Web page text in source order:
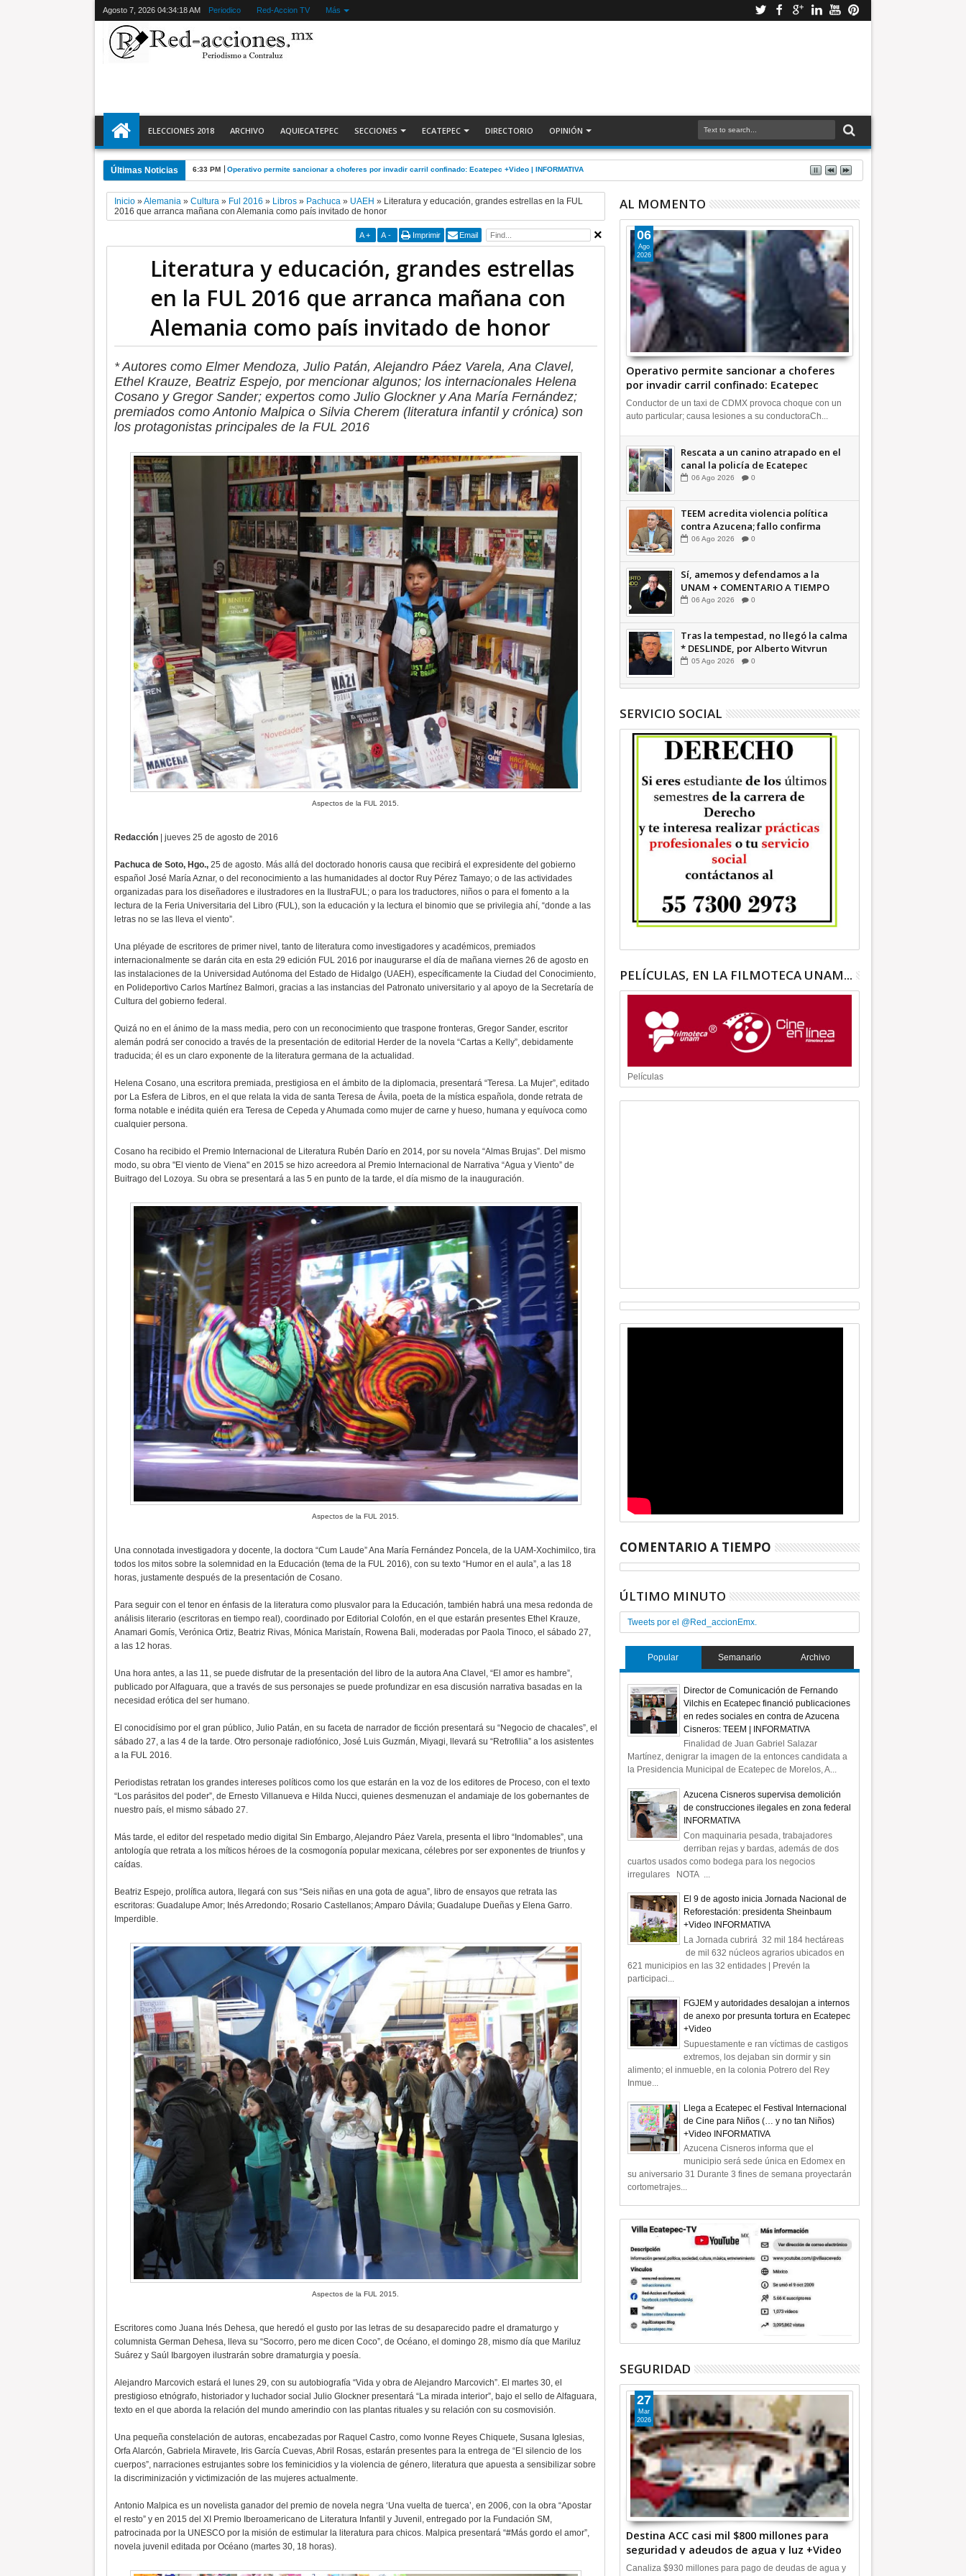
Agosto 7, 2026 04:34:19 AM Periodico Red-Accion TV Más
ELECCIONES 2018 ARCHIVO AQUIECATEPEC SECCIONES ECATEPEC DIRECTORIO OPINIÓN
Últimas Noticias 6:33 PM Operativo permite sancionar a choferes por invadir carril confinado: Ecatepec +Video | INFORMATIVA
Inicio»Alemania» Cultura» Ful 2016 » Libros» Pachuca» UAEH » Literatura y educación, grandes estrellas en la FUL
2016 que arranca mañana con Alemania como país invitado de honor
A + A - Imprimir Email
Literatura y educación, grandes estrellas
en la FUL 2016 que arranca mañana con
Alemania como país invitado de honor
* Autores como Elmer Mendoza, Julio Patán, Alejandro Páez Varela, Ana Clavel,
Ethel Krauze, Beatriz Espejo, por mencionar algunos; los internacionales Helena
Cosano y Gregor Sander; expertos como Julio Glockner y Ana María Fernández;
premiados como Antonio Malpica o Silvia Cherem (literatura infantil y crónica) son
los protagonistas principales de la FUL 2016
Aspectos de la FUL 2015.
Redacción| jueves 25 de agosto de 2016
Pachuca de Soto, Hgo.,25 de agosto. Más allá del doctorado honoris causa que recibirá el expresidente del gobierno
español José María Aznar, o del reconocimiento a las humanidades al doctor Ruy Pérez Tamayo; o de las actividades
organizadas para los diseñadores e ilustradores en la IlustraFUL; o para los traductores, niños o para el fomento a la
lectura de la Feria Universitaria del Libro (FUL), son la educación y la lectura el binomio que se privilegia ahí, “donde a las
letras no se las lleva el viento”.
Una pléyade de escritores de primer nivel, tanto de literatura como investigadores y académicos, premiados
internacionalmente se darán cita en esta 29 edición FUL 2016 por inaugurarse el día de mañana viernes 26 de agosto en
las instalaciones de la Universidad Autónoma del Estado de Hidalgo (UAEH), específicamente la Ciudad del Conocimiento,
en Polideportivo Carlos Martínez Balmori, gracias a las instancias del Patronato universitario y al apoyo de la Secretaría de
Cultura del gobierno federal.
Quizá no en el ánimo de la mass media, pero con un reconocimiento que traspone fronteras, Gregor Sander, escritor
alemán podrá ser conocido a través de la presentación de editorial Herder de la novela “Cartas a Kelly”, debidamente
traducida; él es un claro exponente de la literatura germana de la actualidad.
Helena Cosano, una escritora premiada, prestigiosa en el ámbito de la diplomacia, presentará “Teresa. La Mujer”, editado
por La Esfera de Libros, en el que relata la vida de santa Teresa de Ávila, poeta de la mística española, donde retrata de
forma notable e inédita quién era Teresa de Cepeda y Ahumada como mujer de carne y hueso, humana y equívoca como
cualquier persona.
Cosano ha recibido el Premio Internacional de Literatura Rubén Darío en 2014, por su novela “Almas Brujas”. Del mismo
modo, su obra "El viento de Viena" en 2015 se hizo acreedora al Premio Internacional de Narrativa “Agua y Viento” de
Buitrago del Lozoya. Su obra se presentará a las 5 en punto de la tarde, el día mismo de la inauguración.
Aspectos de la FUL 2015.
Una connotada investigadora y docente, la doctora “Cum Laude” Ana María Fernández Poncela, de la UAM-Xochimilco, tira
todos los mitos sobre la solemnidad en la Educación (tema de la FUL 2016), con su texto “Humor en el aula”, a las 18
horas, justamente después de la presentación de Cosano.
Para seguir con el tenor en énfasis de la literatura como plusvalor para la Educación, también habrá una mesa redonda de
análisis literario (escritoras en tiempo real), coordinado por Editorial Colofón, en el que estarán presentes Ethel Krauze,
Anamari Gomís, Verónica Ortiz, Beatriz Rivas, Mónica Maristaín, Rowena Bali, moderadas por Paola Tinoco, el sábado 27,
a las 12 horas.
Una hora antes, a las 11, se puede disfrutar de la presentación del libro de la autora Ana Clavel, “El amor es hambre”,
publicado por Alfaguara, que a través de sus personajes se puede profundizar en esa discusión narrativa basadas en la
necesidad erótica del ser humano.
El conocidísimo por el gran público, Julio Patán, en su faceta de narrador de ficción presentará su “Negocio de chacales”, el
sábado 27, a las 4 de la tarde. Otro personaje radiofónico, José Luis Guzmán, Miyagi, llevará su “Retrofilia” a los asistentes
a la FUL 2016.
Periodistas retratan los grandes intereses políticos como los que estarán en la voz de los editores de Proceso, con el texto
“Los parásitos del poder”, de Ernesto Villanueva e Hilda Nucci, quienes desmenuzan el andamiaje de los gobernantes de
nuestro país, el mismo sábado 27.
Más tarde, el editor del respetado medio digital Sin Embargo, Alejandro Páez Varela, presenta el libro “Indomables”, una
antología que retrata a los míticos héroes de la cosmogonía popular mexicana, célebres por ser exponentes de triunfos y
caídas.
Beatriz Espejo, prolífica autora, llegará con sus “Seis niñas en una gota de agua”, libro de ensayos que retrata las
escritoras: Guadalupe Amor; Inés Arredondo; Rosario Castellanos; Amparo Dávila; Guadalupe Dueñas y Elena Garro.
Imperdible.
Aspectos de la FUL 2015.
Escritores como Juana Inés Dehesa, que heredó el gusto por las letras de su desaparecido padre el dramaturgo y
columnista German Dehesa, lleva su “Socorro, pero me dicen Coco”, de Océano, el domingo 28, mismo día que Mariluz
Suárez y Saúl Ibargoyen ilustrarán sobre dramaturgia y poesía.
Alejandro Marcovich estará el lunes 29, con su autobiografía “Vida y obra de Alejandro Marcovich”. El martes 30, el
prestigioso etnógrafo, historiador y luchador social Julio Glockner presentará “La mirada interior”, bajo el sello de Alfaguara,
texto en el que aborda la relación del mundo amerindio con las plantas rituales y su relación con su cosmovisión.
Una pequeña constelación de autoras, encabezadas por Raquel Castro, como Ivonne Reyes Chiquete, Susana Iglesias,
Orfa Alarcón, Gabriela Miravete, Iris García Cuevas, Abril Rosas, estarán presentes para la entrega de “El silencio de los
cuerpos”, narraciones estrujantes sobre los feminicidios y la violencia de género, literatura que apuesta a sensibilizar sobre
la discriminización y victimización de las mujeres actualmente.
Antonio Malpica es un novelista ganador del premio de novela negra ‘Una vuelta de tuerca’, en 2006, con la obra “Apostar
el resto” y en 2015 del XI Premio Iberoamericano de Literatura Infantil y Juvenil, entregado por la Fundación SM,
patrocinada por la UNESCO por la misión de estimular la literatura para chicos. Malpica presentará “#Más gordo el amor”,
novela juvenil editada por Océano (martes 30, 18 horas).
AL MOMENTO
Operativo permite sancionar a choferes
por invadir carril confinado: Ecatepec
+Video | INFORMATIVA
06
Ago
2026
Conductor de un taxi de CDMX provoca choque con un
auto particular; causa lesiones a su conductoraCh...
Rescata a un canino atrapado en el
canal la policía de Ecatepec
INFORMATIVA
06 Ago 2026 0
TEEM acredita violencia política
contra Azucena; fallo confirma
guerra sucia: Octavio Martínez
06 Ago 2026 0
Sí, amemos y defendamos a la
UNAM + COMENTARIO A TIEMPO
06 Ago 2026 0
Tras la tempestad, no llegó la calma
* DESLINDE, por Alberto Witvrun
OPINIÓN
05 Ago 2026 0
SERVICIO SOCIAL
PELÍCULAS, EN LA FILMOTECA UNAM...
Películas
COMENTARIO A TIEMPO
ÚLTIMO MINUTO
Tweets por el @Red_accionEmx.
Popular Semanario Archivo
Director de Comunicación de Fernando
Vilchis en Ecatepec financió publicaciones
en redes sociales en contra de Azucena
Cisneros: TEEM | INFORMATIVA
Finalidad de Juan Gabriel Salazar
Martínez, denigrar la imagen de la entonces candidata a
la Presidencia Municipal de Ecatepec de Morelos, A...
Azucena Cisneros supervisa demolición
de construcciones ilegales en zona federal
INFORMATIVA
Con maquinaria pesada, trabajadores
derriban rejas y bardas, además de dos
cuartos usados como bodega para los negocios
irregulares NOTA ...
El 9 de agosto inicia Jornada Nacional de
Reforestación: presidenta Sheinbaum
+Video INFORMATIVA
La Jornada cubrirá 32 mil 184 hectáreas
de mil 632 núcleos agrarios ubicados en
621 municipios en las 32 entidades | Prevén la
participaci...
FGJEM y autoridades desalojan a internos
de anexo por presunta tortura en Ecatepec
+Video
Supuestamente e ran víctimas de castigos
extremos, los dejaban sin dormir y sin
alimento; el inmueble, en la colonia Potrero del Rey
Inmue...
Llega a Ecatepec el Festival Internacional
de Cine para Niños (… y no tan Niños)
+Video INFORMATIVA
Azucena Cisneros informa que el
municipio será sede única en Edomex en
su aniversario 31 Durante 3 fines de semana proyectarán
cortometrajes...
SEGURIDAD
Destina ACC casi mil $800 millones para
seguridad y adeudos de agua y luz +Video
27
Mar
2026
Canaliza $930 millones para pago de deudas de agua y